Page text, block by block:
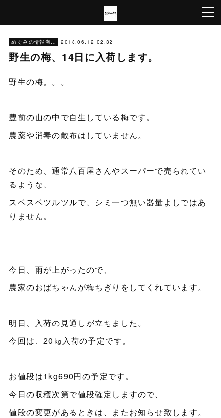
めぐみの情報満載 2018.06.12 02:32
野生の梅、14日に入荷します。
野生の梅。。。
豊前の山の中で自生している梅です。
農薬や消毒の散布はしていません。
そのため、通常八百屋さんやスーパーで売られてい
るような、
スベスベツルツルで、シミ一つ無い器量よしではあ
りません。
今日、雨が上がったので、
農家のおばちゃんが梅ちぎりをしてくれています。
明日、入荷の見通しが立ちました。
今回は、20㎏入荷の予定です。
お値段は1kg690円の予定です。
今日の収穫次第で値段確定しますので、
値段の変更があるときは、またお知らせ致します。